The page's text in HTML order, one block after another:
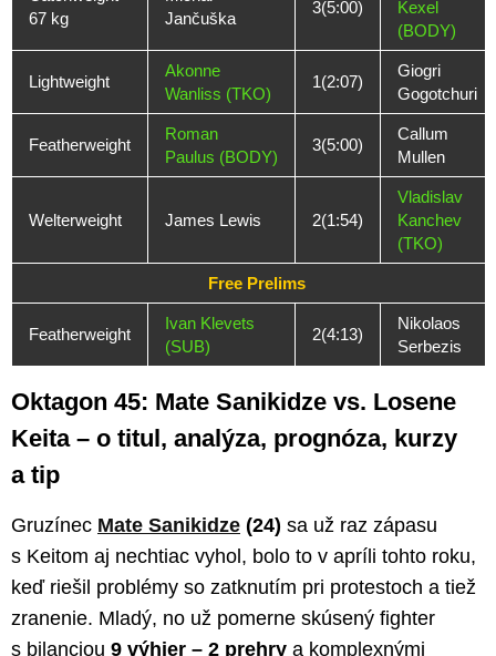
67 kg
Jančuška
3(5:00)
Kexel
(BODY)
Lightweight
Akonne
Wanliss (TKO)
1(2:07)
Giogri
Gogotchuri
Featherweight
Roman
Paulus (BODY)
3(5:00)
Callum
Mullen
Welterweight James Lewis 2(1:54)
Vladislav
Kanchev
(TKO)
Free Prelims
Featherweight
Ivan Klevets
(SUB)
2(4:13)
Nikolaos
Serbezis
Oktagon 45: Mate Sanikidze vs. Losene
Keita – o titul, analýza, prognóza, kurzy
a tip
Gruzínec Mate Sanikidze (24) sa už raz zápasu
s Keitom aj nechtiac vyhol, bolo to v apríli tohto roku,
keď riešil problémy so zatknutím pri protestoch a tiež
zranenie. Mladý, no už pomerne skúsený fighter
s bilanciou 9 výhier – 2 prehry a komplexnými